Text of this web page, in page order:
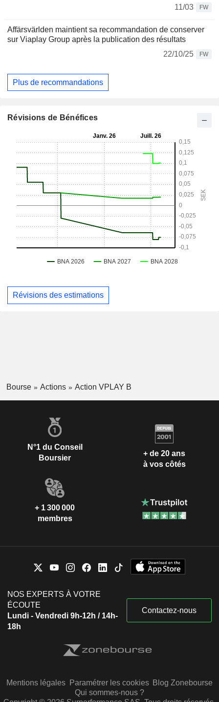
11/03
FW
Affärsvärlden maintient sa recommandation de conserver
sur Viaplay Group après la publication des résultats
22/10/25
FW
Plus de recommandations
Révisions de Bénéfices
Révisions des estimations
Bourse Actions Action VPLAY B
N°1 du Conseil
Boursier
+ de 20 ans
à vos côtés
+ 1 300 000
membres
NOS EXPERTS À VOTRE
ÉCOUTE
Lundi - Vendredi 9h-12h / 14h-
18h
Contactez-nous
Mentions légales Paramétrer les cookies Blog Zonebourse
Qui sommes-nous ?